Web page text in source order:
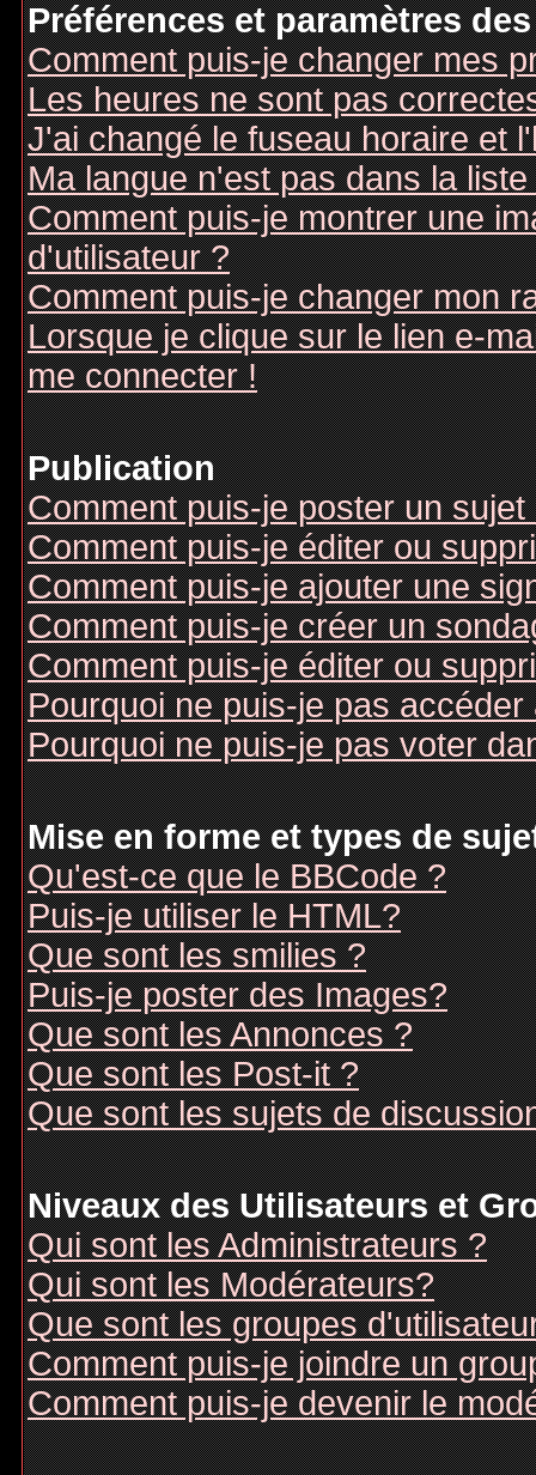
Préférences et paramètres
Comment puis-je changer mes
Les heures ne sont pas
J'ai changé le fuseau horaire et
Ma langue n'est pas dans la liste
Comment puis-je montrer une
d'utilisateur ?
Comment puis-je changer mon
Lorsque je clique sur le lien e-
me connecter !
Publication
Comment puis-je poster un
Comment puis-je éditer ou
Comment puis-je ajouter une
Comment puis-je créer un
Comment puis-je éditer ou
Pourquoi ne puis-je pas accéder
Pourquoi ne puis-je pas voter
Mise en forme et types de
Qu'est-ce que le BBCode ?
Puis-je utiliser le HTML?
Que sont les smilies ?
Puis-je poster des Images?
Que sont les Annonces ?
Que sont les Post-it ?
Que sont les sujets de
Niveaux des Utilisateurs et
Qui sont les Administrateurs ?
Qui sont les Modérateurs?
Que sont les groupes
Comment puis-je joindre un
Comment puis-je devenir le